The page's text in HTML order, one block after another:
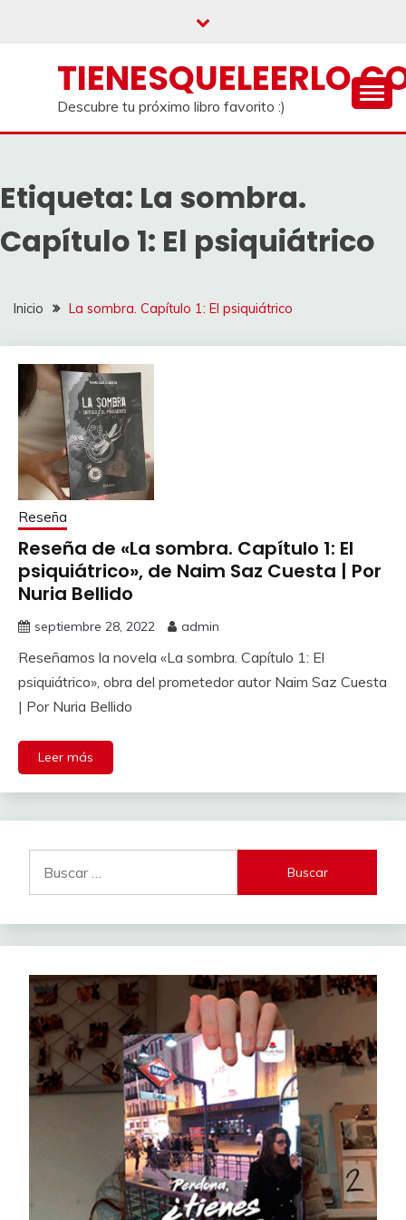
Descubre tu próximo libro favorito :)
Etiqueta: La sombra.
Capítulo 1: El psiquiátrico
Inicio La sombra. Capítulo 1: El psiquiátrico
Reseña
Reseña de «La sombra. Capítulo 1: El
psiquiátrico», de Naim Saz Cuesta | Por
Nuria Bellido
septiembre 28, 2022 admin
Reseñamos la novela «La sombra. Capítulo 1: El
psiquiátrico», obra del prometedor autor Naim Saz Cuesta
| Por Nuria Bellido
Leer más